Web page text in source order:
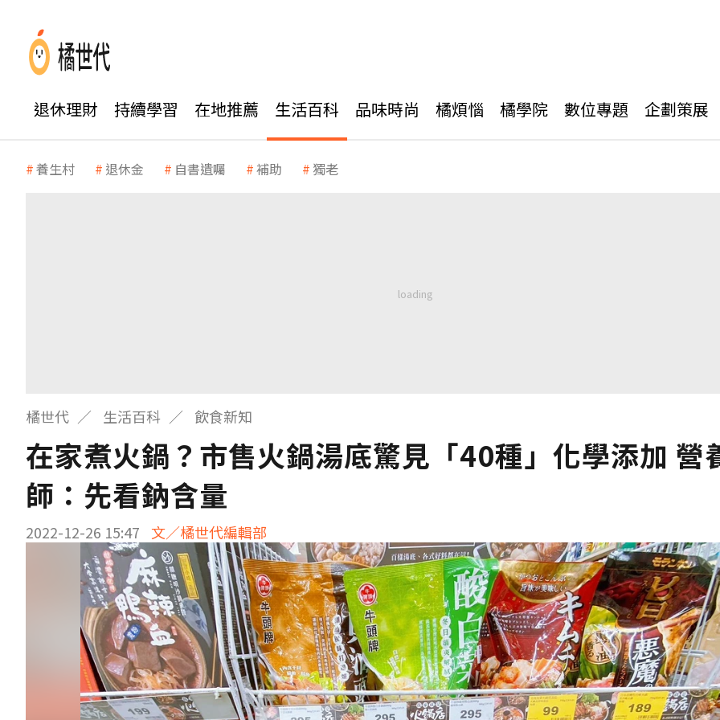
退休理財 持續學習 在地推薦 生活百科 品味時尚 橘煩惱 橘學院 數位專題 企劃策展
養生村 退休金 自書遺囑 補助 獨老
橘世代 生活百科 飲食新知
在家煮火鍋？市售火鍋湯底驚見「40種」化學添加 營
師：先看鈉含量
2022-12-26 15:47 文／橘世代編輯部